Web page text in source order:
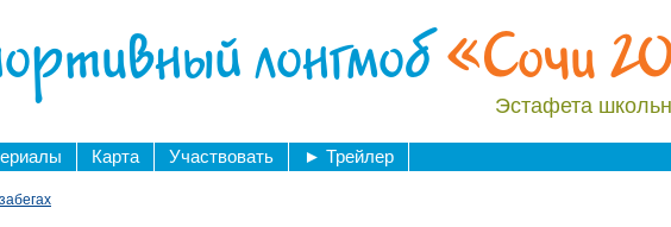
лонгмоб«Сочи
Эстафета
Карта Участвовать ► Трейлер